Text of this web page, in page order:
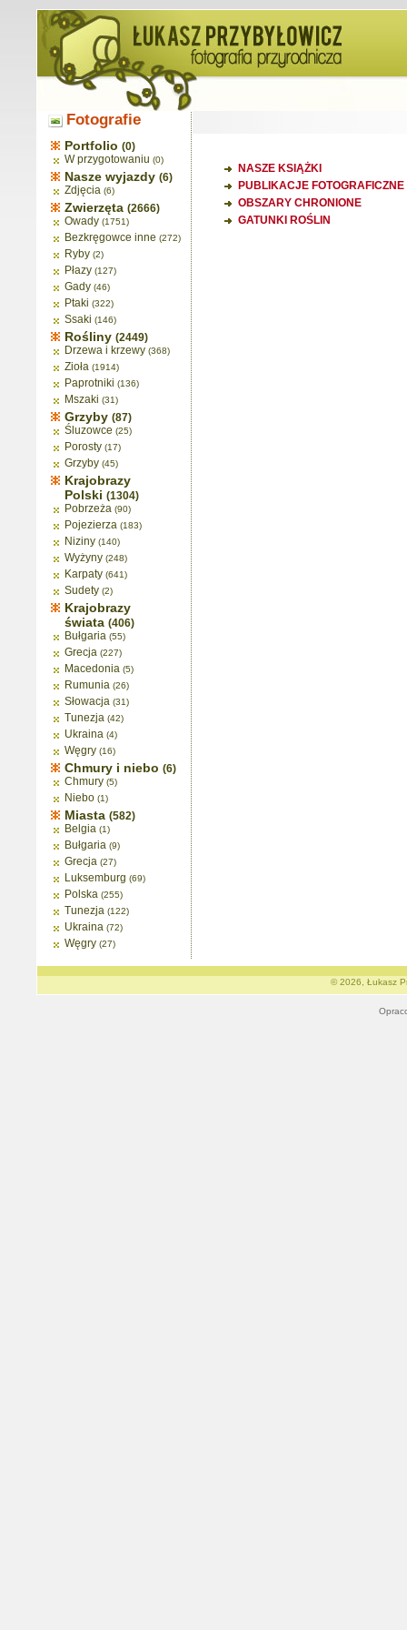
Fotografie
Portfolio (0)
W przygotowaniu (0)
Nasze wyjazdy (6)
Zdjęcia (6)
Zwierzęta (2666)
Owady (1751)
Bezkręgowce inne (272)
Ryby (2)
Płazy (127)
Gady (46)
Ptaki (322)
Ssaki (146)
Rośliny (2449)
Drzewa i krzewy (368)
Zioła (1914)
Paprotniki (136)
Mszaki (31)
Grzyby (87)
Śluzowce (25)
Porosty (17)
Grzyby (45)
Krajobrazy
Polski (1304)
Pobrzeża (90)
Pojezierza (183)
Niziny (140)
Wyżyny (248)
Karpaty (641)
Sudety (2)
Krajobrazy
świata (406)
Bułgaria (55)
Grecja (227)
Macedonia (5)
Rumunia (26)
Słowacja (31)
Tunezja (42)
Ukraina (4)
Węgry (16)
Chmury i niebo (6)
Chmury (5)
Niebo (1)
Miasta (582)
Belgia (1)
Bułgaria (9)
Grecja (27)
Luksemburg (69)
Polska (255)
Tunezja (122)
Ukraina (72)
Węgry (27)
NASZE KSIĄŻKI
PUBLIKACJE FOTOGRAFICZNE
OBSZARY CHRONIONE
GATUNKI ROŚLIN
© 2026, Łukasz